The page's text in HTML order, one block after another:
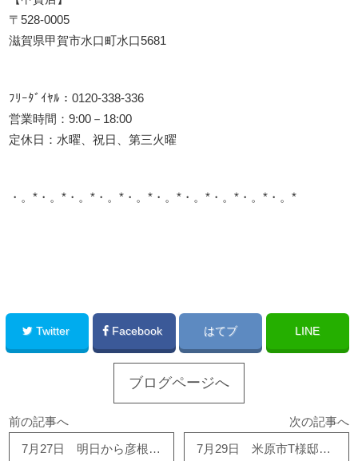
〒528-0005
滋賀県甲賀市水口町水口5681
ﾌﾘｰﾀﾞｲﾔﾙ：0120-338-336
営業時間：9:00－18:00
定休日：水曜、祝日、第三火曜
・。*・。*・。*・。*・。*・。*・。*・。*・。*・。*
Twitter Facebook はてブ LINE
ブログページへ
前の記事へ
7月27日 明日から彦根パリヤ相談会です。
次の記事へ
7月29日 米原市T様邸 内装、水廻り改修工事間もなく完成です！！